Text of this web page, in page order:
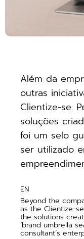
Além da
outras
Clientize-se.
soluções
foi um selo
ser utilizado
EN
Beyond the
as the Clientize-
the solutions
‘brand umbrella
consultant’s